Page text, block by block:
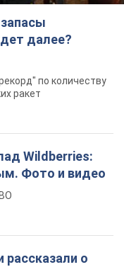
далее?
по количеству
ракет
Wildberries:
Фото и видео
рассказали о